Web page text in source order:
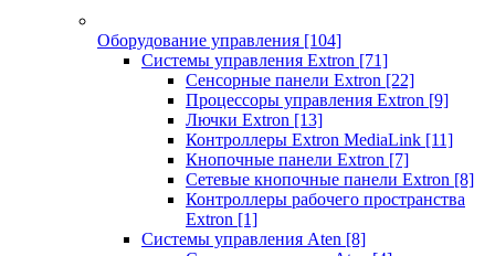
Оборудование управления [104]
Системы управления Extron [71]
Сенсорные панели Extron [22]
Процессоры управления Extron [9]
Лючки Extron [13]
Контроллеры Extron MediaLink [11]
Кнопочные панели Extron [7]
Сетевые кнопочные панели Extron [8]
Контроллеры рабочего пространства
Extron [1]
Системы управления Aten [8]